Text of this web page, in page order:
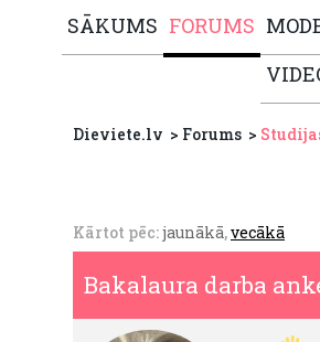
SĀKUMS FORUMS
Dieviete.lv Forums
Kārtot pēc:jaunākā,vecākā
Bakalaura darba